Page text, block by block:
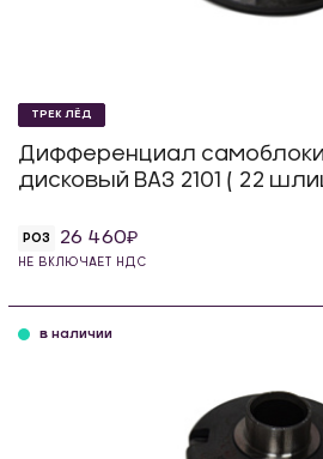
ТРЕК ЛЁД
Дифференциал
дисковый ВАЗ 2101 ( 22
РОЗ 26 460
НЕ ВКЛЮЧАЕТ НДС
в наличии